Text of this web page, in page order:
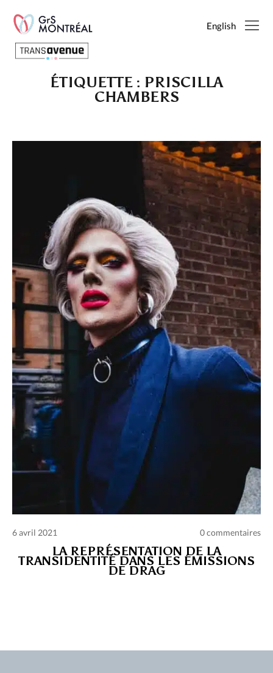
English
Français
PAGES
Charte des commentaires et publications
Conditions d’utilisation
Nous contacter
Politique de confidentialité
ÉTIQUETTE : PRISCILLA
CHAMBERS
6 avril 2021 0 commentaires
LA REPRÉSENTATION DE LA
TRANSIDENTITÉ DANS LES ÉMISSIONS
DE DRAG